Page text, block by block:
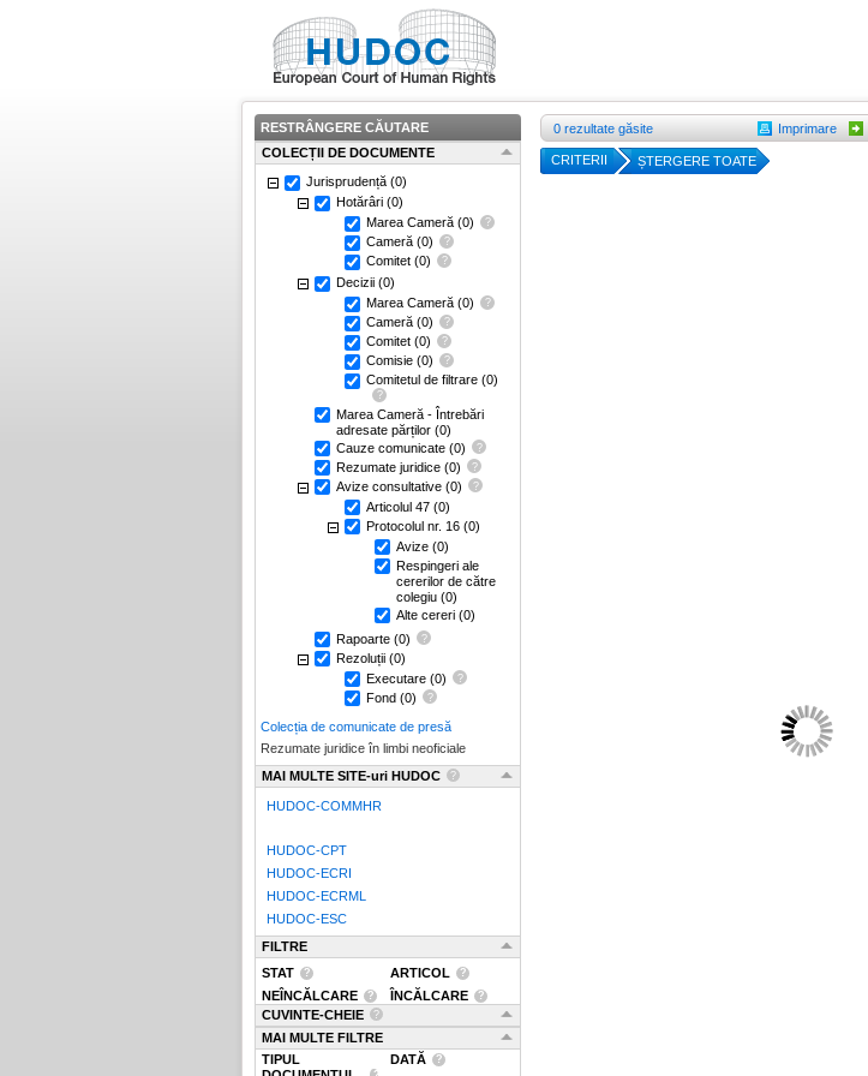
RESTRÂNGERE CĂUTARE
COLECȚII DE DOCUMENTE
Jurisprudență (0)
Hotărâri (0)
Marea Cameră (0)
Cameră (0)
Comitet (0)
Decizii (0)
Marea Cameră (0)
Cameră (0)
Comitet (0)
Comisie (0)
Comitetul de filtrare (0)
Marea Cameră - Întrebări
adresate părților (0)
Cauze comunicate (0)
Rezumate juridice (0)
Avize consultative (0)
Articolul 47 (0)
Protocolul nr. 16 (0)
Avize (0)
Respingeri ale
cererilor de către
colegiu (0)
Alte cereri (0)
Rapoarte (0)
Rezoluții (0)
Executare (0)
Fond (0)
Colecția de comunicate de presă
Rezumate juridice în limbi neoficiale
MAI MULTE SITE-uri HUDOC
HUDOC-COMMHR
HUDOC-CPT
HUDOC-ECRI
HUDOC-ECRML
HUDOC-ESC
FILTRE
STAT
ARTICOL
NEÎNCĂLCARE
ÎNCĂLCARE
CUVINTE-CHEIE
MAI MULTE FILTRE
TIPUL
DATĂ
0 rezultate găsite Imprimare
CRITERII ȘTERGERE TOATE